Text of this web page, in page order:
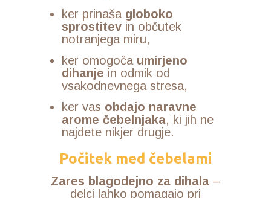
ker prinaša globoko
sprostitev in občutek
notranjega miru,
ker omogoča umirjeno
dihanje in odmik od
vsakodnevnega stresa,
ker vas obdajo naravne
arome čebelnjaka, ki jih ne
najdete nikjer drugje.
Počitek med čebelami
Zares blagodejno za dihala –
delci lahko pomagajo pri